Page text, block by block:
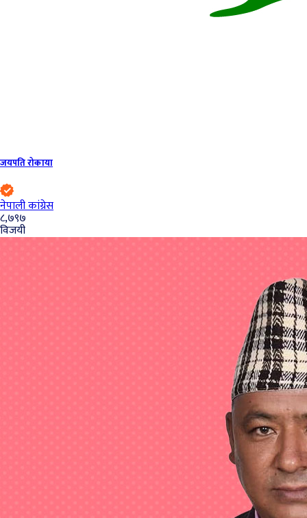
जयपति रोकाया
नेपाली कांग्रेस
८,७९७
विजयी